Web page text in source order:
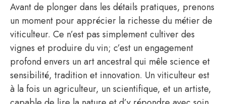
Avant de plonger dans les détails pratiques, prenons
un moment pour apprécier la richesse du métier de
viticulteur. Ce n’est pas simplement cultiver des
vignes et produire du vin; c’est un engagement
profond envers un art ancestral qui mêle science et
sensibilité, tradition et innovation. Un viticulteur est
à la fois un agriculteur, un scientifique, et un artiste,